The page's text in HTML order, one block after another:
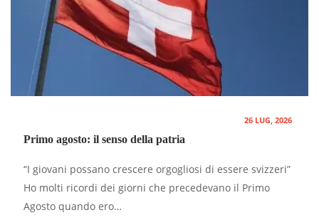
26 LUG, 2026
Primo agosto: il senso della patria
“I giovani possano crescere orgogliosi di essere svizzeri”
Ho molti ricordi dei giorni che precedevano il Primo
Agosto quando ero…